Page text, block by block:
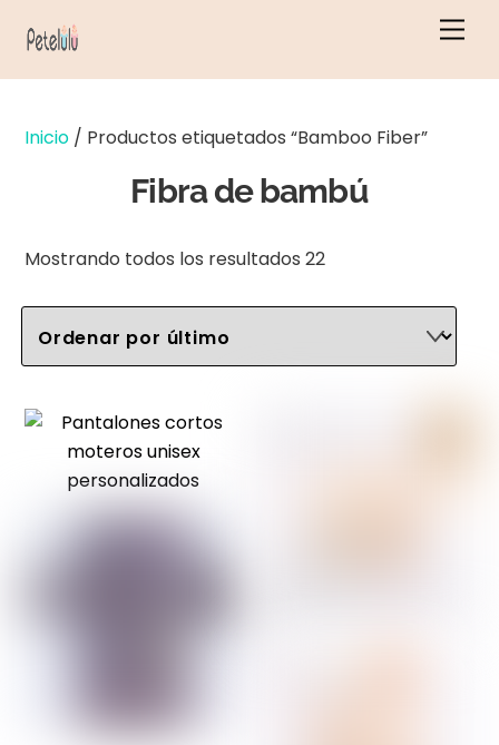
Inicio / Productos etiquetados “Bamboo Fiber”
Fibra de bambú
Mostrando todos los resultados 22Ordenados
últimos